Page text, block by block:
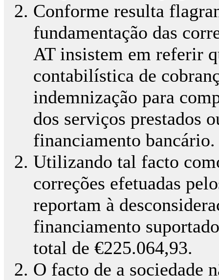
Conforme resulta
fundamentação das
AT insistem em referir
contabilística de
indemnização para
dos serviços prestados
financiamento bancário.
Utilizando tal facto
correções efetuadas
reportam à
financiamento
total de €225.064,93.
O facto de a sociedade